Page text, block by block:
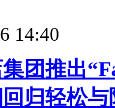
14:40
团推出
归轻松与